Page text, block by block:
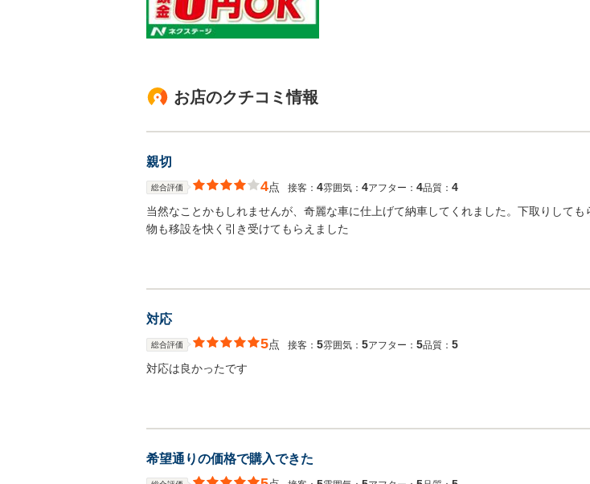
お店のクチコミ情報
親切
総合評価 4点 接客： 4雰囲気： 4アフター： 4品質： 4
当然なことかもしれませんが、奇麗な車に仕上げて納車してくれました。下取りしても
物も移設を快く引き受けてもらえました
対応
総合評価 5点 接客： 5雰囲気： 5アフター： 5品質： 5
対応は良かったです
希望通りの価格で購入できた